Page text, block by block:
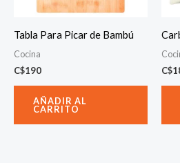
Tabla Para Picar de Bambú
Cocina
C$190
AÑADIR AL
CARRITO
C$